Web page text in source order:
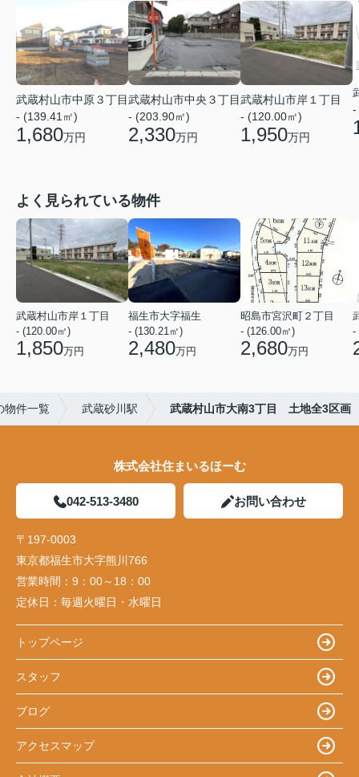
武蔵村山市中原３丁目
- (139.41㎡)
1,680万円
武蔵村山市中央３丁目
- (203.90㎡)
2,330万円
武蔵村山市岸１丁目
- (120.00㎡)
1,950万円
-
よく見られている物件
武蔵村山市岸１丁目
- (120.00㎡)
1,850万円
福生市大字福生
- (130.21㎡)
2,480万円
昭島市宮沢町２丁目
- (126.00㎡)
2,680万円
-
物件一覧 武蔵砂川駅 武蔵村山市大南3丁目 土地全3区画
株式会社住まいるほーむ
042-513-3480 お問い合わせ
〒197-0003
東京都福生市大字熊川766
営業時間： 9：00～18：00
定休日： 毎週火曜日・水曜日
トップページ
スタッフ
ブログ
アクセスマップ